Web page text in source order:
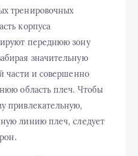
тренировочных
корпуса
переднюю зону
значительную
части и совершенно
область плеч. Чтобы
привлекательную,
линию плеч, следует